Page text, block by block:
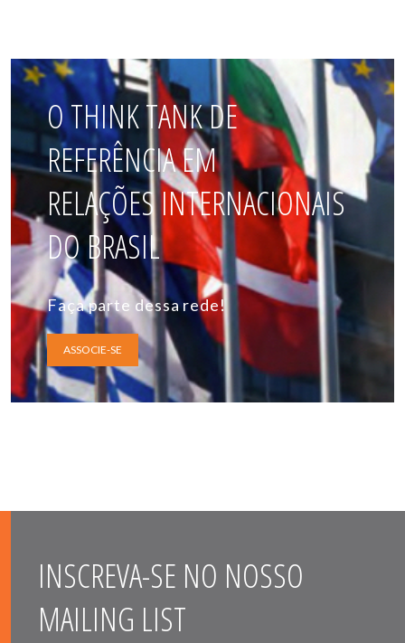
O THINK TANK DE
REFERÊNCIA EM
RELAÇÕES INTERNACIONAIS
DO BRASIL
Faça parte dessa rede!
ASSOCIE-SE
INSCREVA-SE NO NOSSO
MAILING LIST